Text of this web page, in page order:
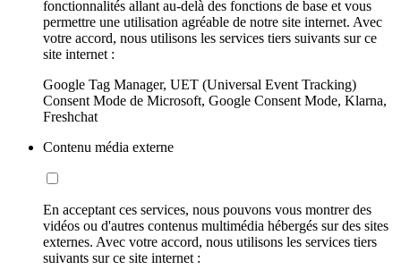
fonctionnalités allant au-delà des fonctions de base et vous
permettre une utilisation agréable de notre site internet. Avec
votre accord, nous utilisons les services tiers suivants sur ce
site internet :
Google Tag Manager, UET (Universal Event Tracking)
Consent Mode de Microsoft, Google Consent Mode, Klarna,
Freshchat
Contenu média externe
En acceptant ces services, nous pouvons vous montrer des
vidéos ou d'autres contenus multimédia hébergés sur des sites
externes. Avec votre accord, nous utilisons les services tiers
suivants sur ce site internet :